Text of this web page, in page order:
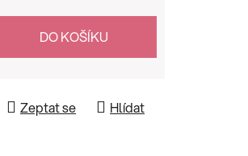
DO KOŠÍKU
Zeptat se Hlídat